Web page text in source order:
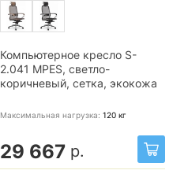
Компьютерное кресло S-
2.041 MPES, светло-
коричневый, сетка, экокожа
Максимальная нагрузка: 120 кг
29 667 р.